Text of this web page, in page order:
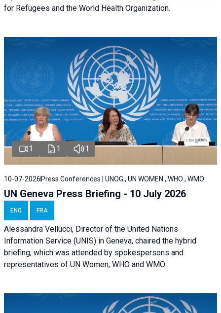
for Refugees and the World Health Organization.
1 1 1
10-07-2026 Press Conferences | UNOG , UN WOMEN , WHO , WMO
UN Geneva Press Briefing - 10 July 2026
ENG FRA
Alessandra Vellucci, Director of the United Nations
Information Service (UNIS) in Geneva, chaired the hybrid
briefing, which was attended by spokespersons and
representatives of UN Women, WHO and WMO